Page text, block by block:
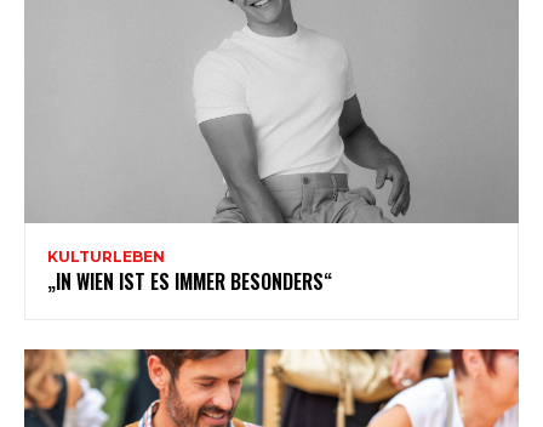
KULTURLEBEN
„IN WIEN IST ES IMMER BESONDERS“